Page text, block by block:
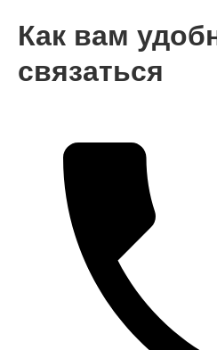
Как вам
связаться